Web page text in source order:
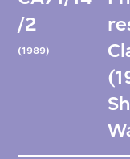
/2
(1989)